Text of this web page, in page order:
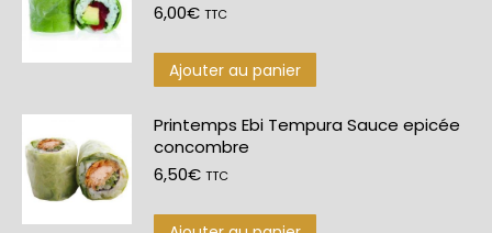
6,00€ TTC
Ajouter au panier
Printemps Ebi Tempura Sauce epicée
concombre
6,50€ TTC